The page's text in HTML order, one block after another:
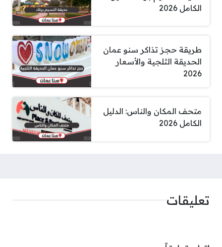
الكامل 2026
طريقة حجز تذاكر سنو عمان
الحديقة الثلجية والأسعار
2026
متحف المكان والناس: الدليل
الكامل 2026
تعليقات